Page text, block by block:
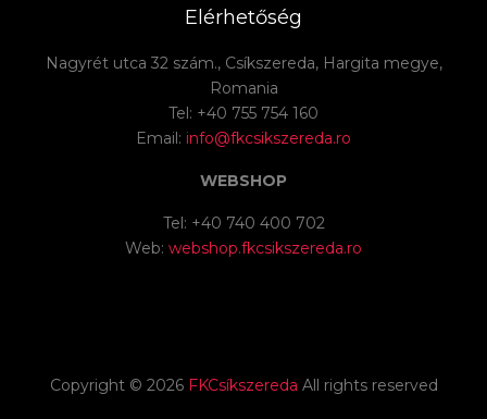
Elérhetőség
Nagyrét utca 32 szám., Csíkszereda, Hargita megye,
Romania
Tel: +40 755 754 160
Email: info@fkcsikszereda.ro
WEBSHOP
Tel: +40 740 400 702
Web: webshop.fkcsikszereda.ro
Copyright © 2026 FKCsíkszereda All rights reserved